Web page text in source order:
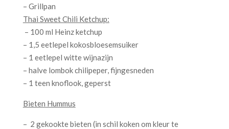
– Grillpan
Thai Sweet Chili Ketchup:
– 100 ml Heinz ketchup
– 1,5 eetlepel kokosbloesemsuiker
– 1 eetlepel witte wijnazijn
– halve lombok chilipeper, fijngesneden
– 1 teen knoflook, geperst
Bieten Hummus
– 2 gekookte bieten (in schil koken om kleur te